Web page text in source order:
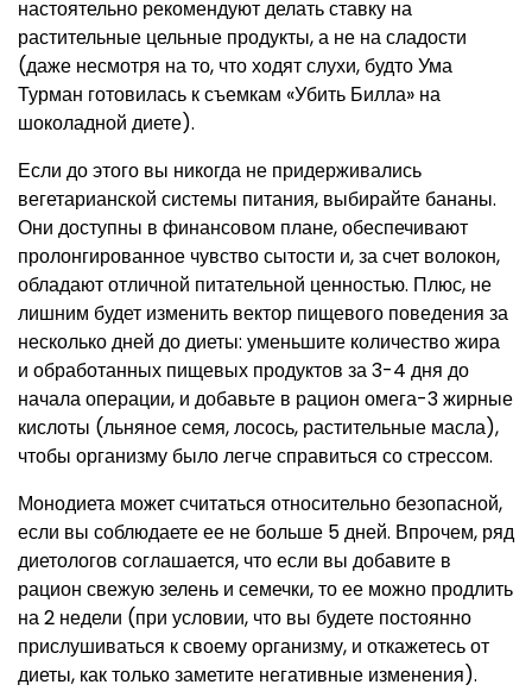
настоятельно рекомендуют делать ставку на
растительные цельные продукты, а не на сладости
(даже несмотря на то, что ходят слухи, будто Ума
Турман готовилась к съемкам «Убить Билла» на
шоколадной диете).
Если до этого вы никогда не придерживались
вегетарианской системы питания, выбирайте бананы.
Они доступны в финансовом плане, обеспечивают
пролонгированное чувство сытости и, за счет волокон,
обладают отличной питательной ценностью. Плюс, не
лишним будет изменить вектор пищевого поведения за
несколько дней до диеты: уменьшите количество жира
и обработанных пищевых продуктов за 3-4 дня до
начала операции, и добавьте в рацион омега-3 жирные
кислоты (льняное семя, лосось, растительные масла),
чтобы организму было легче справиться со стрессом.
Монодиета может считаться относительно безопасной,
если вы соблюдаете ее не больше 5 дней. Впрочем, ряд
диетологов соглашается, что если вы добавите в
рацион свежую зелень и семечки, то ее можно продлить
на 2 недели (при условии, что вы будете постоянно
прислушиваться к своему организму, и откажетесь от
диеты, как только заметите негативные изменения).